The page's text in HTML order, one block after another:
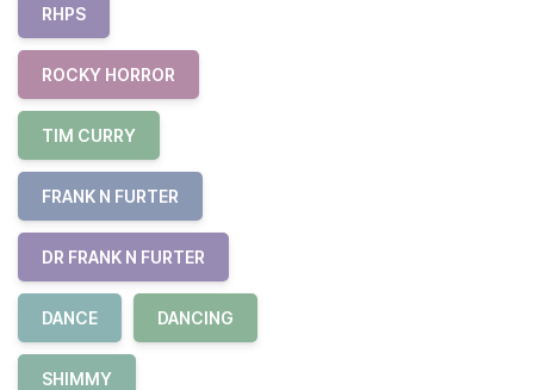
RHPS
ROCKY HORROR
TIM CURRY
FRANK N FURTER
DR FRANK N FURTER
DANCE DANCING
SHIMMY